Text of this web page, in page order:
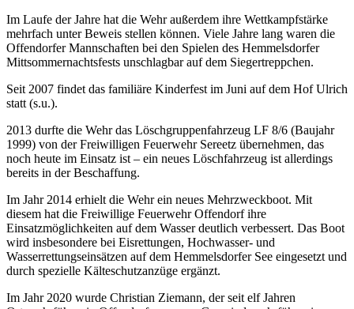
Im Laufe der Jahre hat die Wehr außerdem ihre Wettkampfstärke
mehrfach unter Beweis stellen können. Viele Jahre lang waren die
Offendorfer Mannschaften bei den Spielen des Hemmelsdorfer
Mittsommernachtsfests unschlagbar auf dem Siegertreppchen.
Seit 2007 findet das familiäre Kinderfest im Juni auf dem Hof Ulrich
statt (s.u.).
2013 durfte die Wehr das Löschgruppenfahrzeug LF 8/6 (Baujahr
1999) von der Freiwilligen Feuerwehr Sereetz übernehmen, das
noch heute im Einsatz ist – ein neues Lösch­fahrzeug ist allerdings
bereits in der Beschaffung.
Im Jahr 2014 erhielt die Wehr ein neues Mehrzweckboot. Mit
diesem hat die Freiwillige Feuerwehr Offendorf ihre
Einsatzmöglichkeiten auf dem Wasser deutlich verbessert. Das Boot
wird insbesondere bei Eisrettungen, Hochwasser- und
Wasserrettungseinsätzen auf dem Hemmelsdorfer See eingesetzt und
durch spezielle Kälteschutzanzüge ergänzt.
Im Jahr 2020 wurde Christian Ziemann, der seit elf Jahren